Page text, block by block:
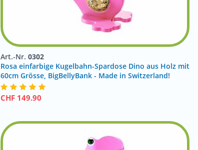
Art.-Nr. 0302
Rosa einfarbige Kugelbahn-Spardose Dino aus Holz mit
60cm Grösse, BigBellyBank - Made in Switzerland!
CHF 149.90